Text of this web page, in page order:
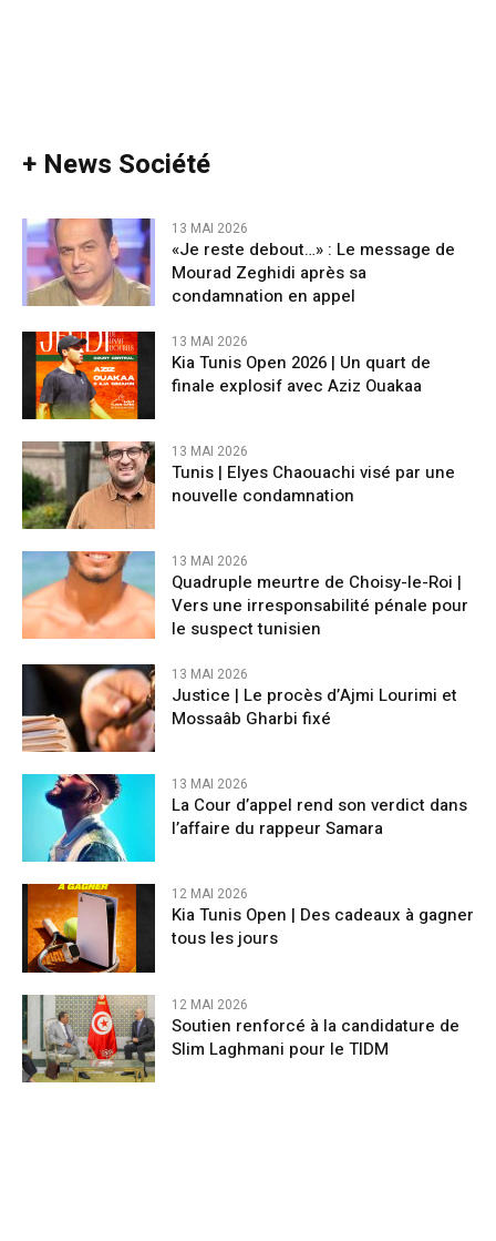
+ News Société
13 MAI 2026
«Je reste debout…» : Le message de
Mourad Zeghidi après sa
condamnation en appel
13 MAI 2026
Kia Tunis Open 2026 | Un quart de
finale explosif avec Aziz Ouakaa
13 MAI 2026
Tunis | Elyes Chaouachi visé par une
nouvelle condamnation
13 MAI 2026
Quadruple meurtre de Choisy-le-Roi |
Vers une irresponsabilité pénale pour
le suspect tunisien
13 MAI 2026
Justice | Le procès d’Ajmi Lourimi et
Mossaâb Gharbi fixé
13 MAI 2026
La Cour d’appel rend son verdict dans
l’affaire du rappeur Samara
12 MAI 2026
Kia Tunis Open | Des cadeaux à gagner
tous les jours
12 MAI 2026
Soutien renforcé à la candidature de
Slim Laghmani pour le TIDM